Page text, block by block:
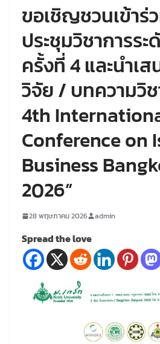
ขอเชิญชวนเข้าร่
ประชุมวิชาการร
ครั้งที่ 4 และนำเ
วิจัย / บทความวิช
4th
Conference on
Business
2026”
28 พฤษภาคม 2026 admin
Spread the love